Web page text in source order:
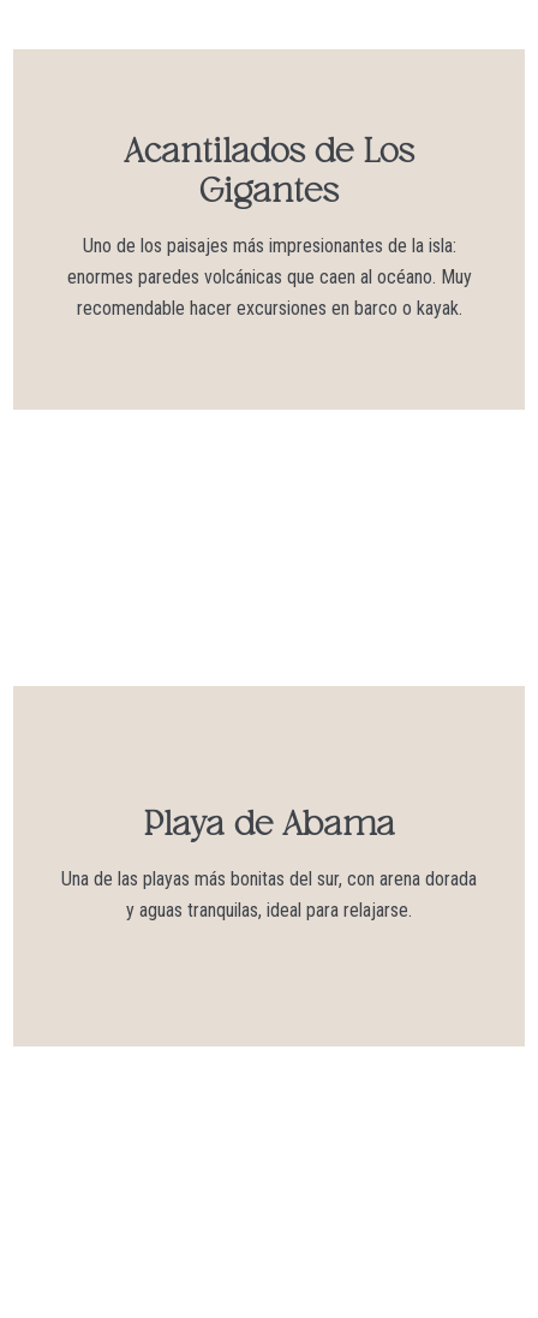
Acantilados de Los
Gigantes
Uno de los paisajes más impresionantes de la isla:
enormes paredes volcánicas que caen al océano. Muy
recomendable hacer excursiones en barco o kayak.
Playa de Abama
Una de las playas más bonitas del sur, con arena dorada
y aguas tranquilas, ideal para relajarse.